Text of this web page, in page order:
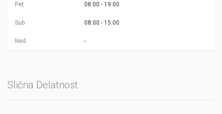
Pet 08:00 - 19:00
Sub 08:00 - 15:00
Ned -
Slična Delatnost